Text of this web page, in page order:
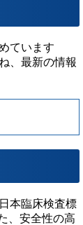
ています
、最新の情報
本臨床検査標
、安全性の高